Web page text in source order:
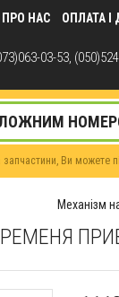
ПРО НАС ОПЛАТА І
03-53,
Ви можете
Механізм